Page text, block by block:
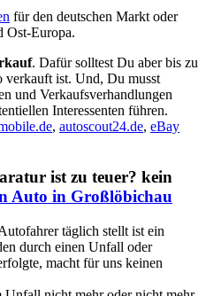
für den deutschen Markt oder
Ost-Europa.
. Dafür solltest Du aber bis zu
verkauft ist. Und, Du musst
und Verkaufsverhandlungen
Interessenten führen.
, autoscout24.de, eBay
ist zu teuer? kein
Auto in Großlöbichau
täglich stellt ist ein
durch einen Unfall oder
macht für uns keinen